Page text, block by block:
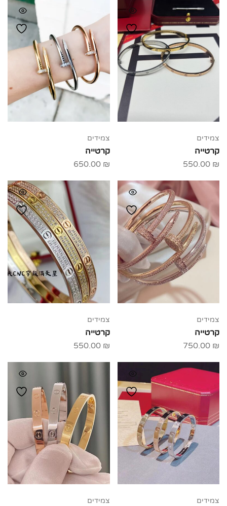
צמידים
קרטייה
550.00 ₪
צמידים
קרטייה
650.00 ₪
צמידים
קרטייה
750.00 ₪
צמידים
קרטייה
550.00 ₪
צמידים צמידים